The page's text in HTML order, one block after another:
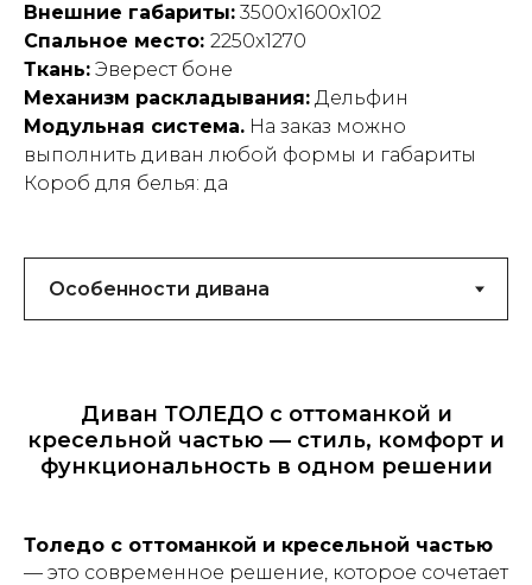
Внешние габариты: 3500х1600х102
Спальное место: 2250х1270
Ткань: Эверест боне
Механизм раскладывания: Дельфин
Модульная система. На заказ можно
выполнить диван любой формы и габариты
Короб для белья: да
Диван ТОЛЕДО с оттоманкой и
кресельной частью — стиль, комфорт и
функциональность в одном решении
Толедо с оттоманкой и кресельной частью
— это современное решение, которое сочетает